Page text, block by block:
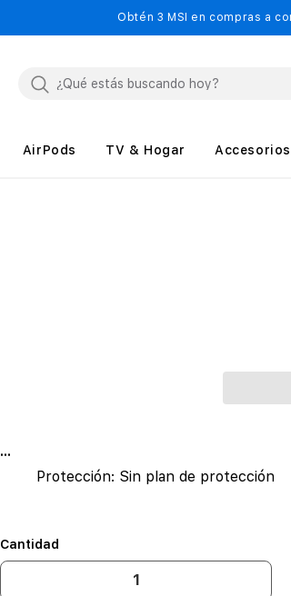
Obtén 3 MSI en compras a
AirPods TV & Hogar Accesorios
...
Protección: Sin plan de protección
Cantidad